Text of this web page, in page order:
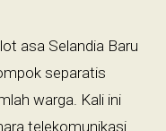
asa Selandia Baru
separatis
warga. Kali ini
telekomunikasi